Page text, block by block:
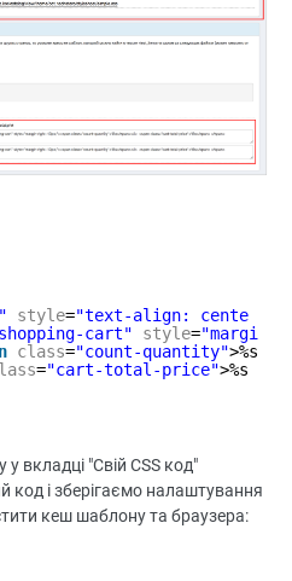
style="text-align: cente
cart" style="margi
class="count-quantity">%s
="cart-total-price">%s
вкладці "Свій CSS код"
і зберігаємо налаштування
кеш шаблону та браузера: